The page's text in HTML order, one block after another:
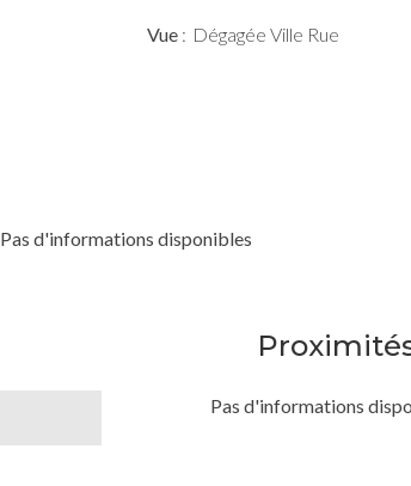
Vue Dégagée Ville Rue
Pas d'informations disponibles
Pas d'informations